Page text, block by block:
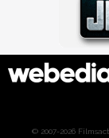
© 2007-2026